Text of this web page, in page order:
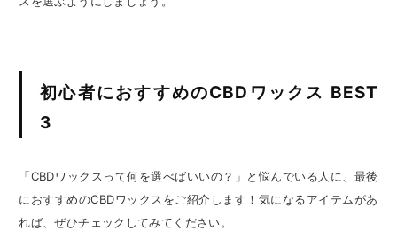
初心者におすすめのCBDワックス BEST
3
「CBDワックスって何を選べばいいの？」と悩んでいる人に、最後
におすすめのCBDワックスをご紹介します！気になるアイテムがあ
れば、ぜひチェックしてみてください。